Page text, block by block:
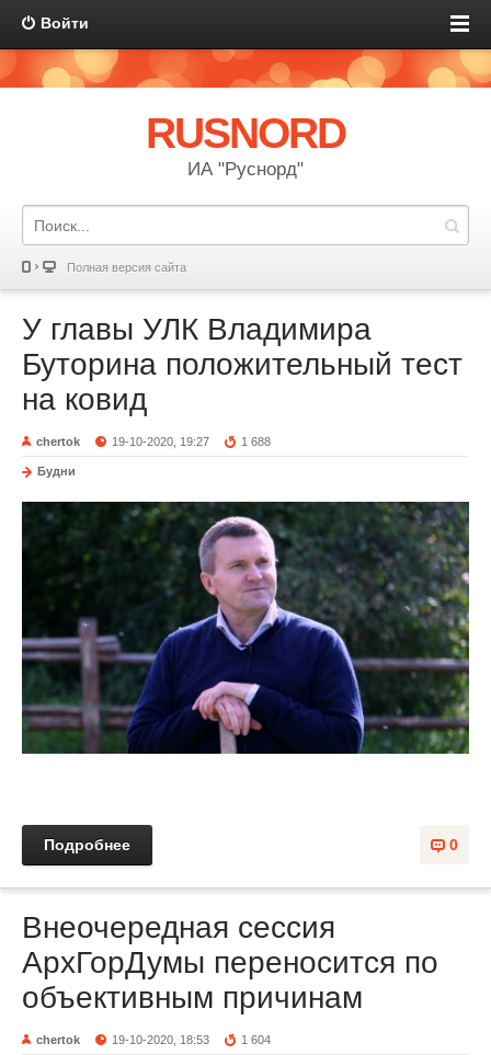
Войти
RUSNORD
ИА "Руснорд"
Полная версия сайта
У главы УЛК Владимира
Буторина положительный тест
на ковид
chertok 19-10-2020, 19:27 1 688
Будни
0
Подробнее
Внеочередная сессия
АрхГорДумы переносится по
объективным причинам
chertok 19-10-2020, 18:53 1 604